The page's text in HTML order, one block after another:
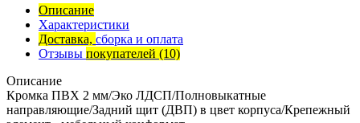
Описание
Характеристики
Доставка, сборка и оплата
Отзывы покупателей (10)
Описание
Кромка ПВХ 2 мм/Эко ЛДСП/Полновыкатные
направляющие/Задний щит (ДВП) в цвет корпуса/Крепежный